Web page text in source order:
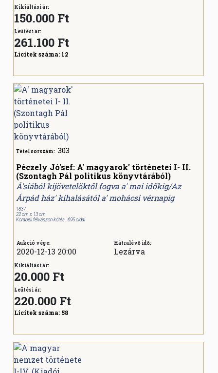
Kikiáltási ár:
150.000 Ft
Leütési ár:
261.100 Ft
Licitek száma: 12
Tétel sorszám: 303
Péczely Jó'sef: A' magyarok' történetei I- II.
(Szontagh Pál politikus könyvtárából)
Á'siából kijövetelöktől fogva a' mai időkig/Az
Árpád ház' kihalásától a' mohácsi vérnapig
1837
22 cm x 13 cm
Korabeli félvászon kötés , 695 oldal
Aukció vége:
2020-12-13 20:00
Hátralévő idő:
Lezárva
Kikiáltási ár:
20.000 Ft
Leütési ár:
220.000 Ft
Licitek száma: 58